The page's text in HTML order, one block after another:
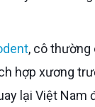
, cô thường
hợp xương
lại Việt Nam